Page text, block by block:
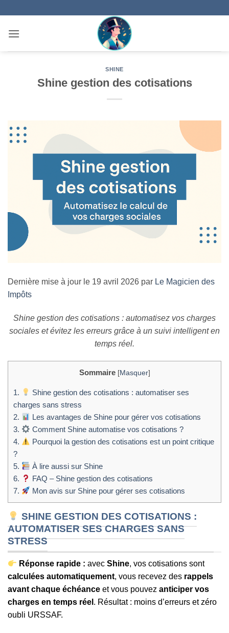
contenu
SHINE
Shine gestion des cotisations
Dernière mise à jour le 19 avril 2026 par Le Magicien des
Impôts
Shine gestion des cotisations : automatisez vos charges
sociales et évitez les erreurs grâce à un suivi intelligent en
temps réel.
Sommaire [Masquer]
1.
Shine gestion des cotisations : automatiser ses
charges sans stress
2.
Les avantages de Shine pour gérer vos cotisations
3.
Comment Shine automatise vos cotisations ?
4.
Pourquoi la gestion des cotisations est un point critique
?
5.
À lire aussi sur Shine
6.
FAQ – Shine gestion des cotisations
7.
Mon avis sur Shine pour gérer ses cotisations
SHINE GESTION DES COTISATIONS :
AUTOMATISER SES CHARGES SANS
STRESS
Réponse rapide : avecShine, vos cotisations sont
calculées automatiquement, vous recevez des rappels
avant chaque échéance et vous pouvez anticiper vos
charges en temps réel . Résultat : moins d’erreurs et zéro
oubli URSSAF.